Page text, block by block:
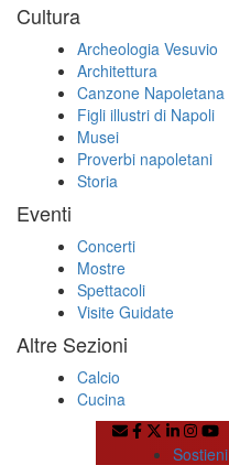
Cultura
Archeologia Vesuvio
Architettura
Canzone Napoletana
Figli illustri di Napoli
Musei
Proverbi napoletani
Storia
Eventi
Concerti
Mostre
Spettacoli
Visite Guidate
Altre Sezioni
Calcio
Cucina
Sostieni